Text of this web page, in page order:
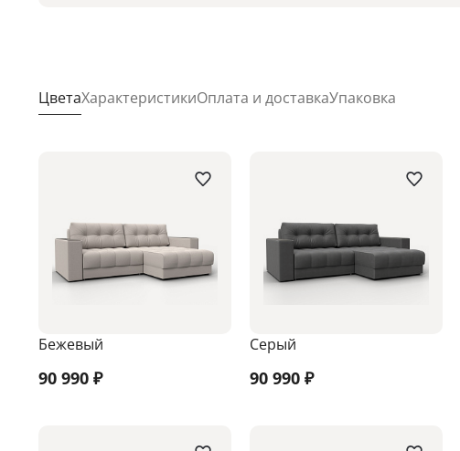
ЦветаХарактеристикиОплата и доставкаУпаковка
Бежевый
90 990 ₽
Серый
90 990₽